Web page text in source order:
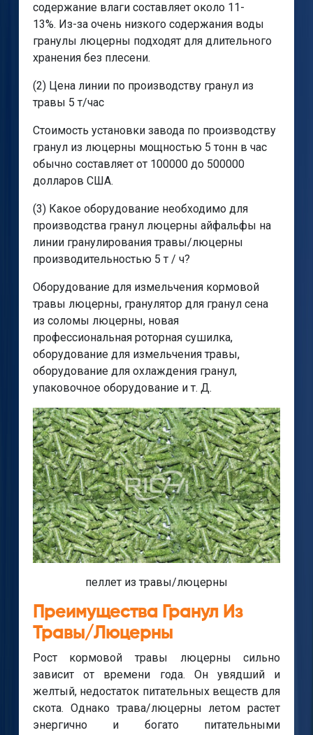
содержание влаги составляет около 11-
13%. Из-за очень низкого содержания воды
гранулы люцерны подходят для длительного
хранения без плесени.
(2) Цена линии по производству гранул из
травы 5 т/час
Стоимость установки завода по производству
гранул из люцерны мощностью 5 тонн в час
обычно составляет от 100000 до 500000
долларов США.
(3) Какое оборудование необходимо для
производства гранул люцерны айфальфы на
линии гранулирования травы/люцерны
производительностью 5 т / ч?
Оборудование для измельчения кормовой
травы люцерны, гранулятор для гранул сена
из соломы люцерны, новая
профессиональная роторная сушилка,
оборудование для измельчения травы,
оборудование для охлаждения гранул,
упаковочное оборудование и т. Д.
пеллет из травы/люцерны
Преимущества Гранул Из
Травы/люцерны
Рост кормовой травы люцерны сильно
зависит от времени года. Он увядший и
желтый, недостаток питательных веществ для
скота. Однако трава/люцерны летом растет
энергично и богато питательными